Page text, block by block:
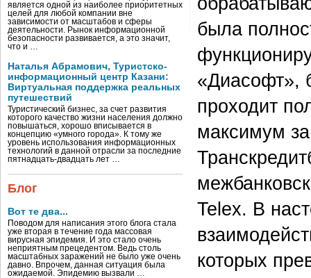
является одной из наиболее приоритетных
целей для любой компании вне
зависимости от масштабов и сферы
деятельности. Рынок информационной
безопасности развивается, а это значит,
что и …
Наталья Абрамович, Туристско-
информационный центр Казани:
Виртуальная поддержка реальных
путешествий
Туристический бизнес, за счет развития
которого качество жизни населения должно
повышаться, хорошо вписывается в
концепцию «умного города». К тому же
уровень использования информационных
технологий в данной отрасли за последние
пятнадцать-двадцать лет …
Блог
Вот те два...
Поводом для написания этого блога стала
уже вторая в течение года массовая
вирусная эпидемия. И это стало очень
неприятным прецедентом. Ведь столь
масштабных заражений не было уже очень
давно. Впрочем, данная ситуация была
ожидаемой. Эпидемию вызвали …
была
«Диасофт»,
проходит
максимум
Telex. В
которых